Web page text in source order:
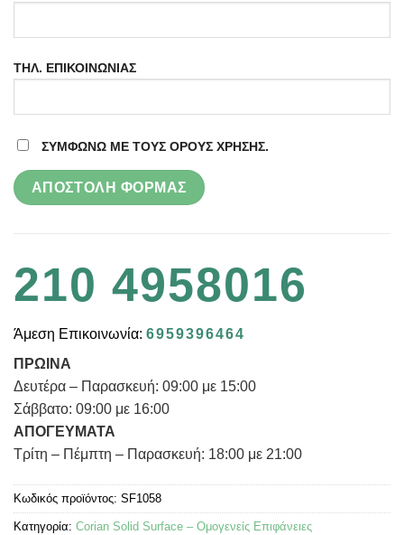
ΤΗΛ. ΕΠΙΚΟΙΝΩΝΙΑΣ
ΣΥΜΦΩΝΩ ΜΕ ΤΟΥΣ ΟΡΟΥΣ ΧΡΗΣΗΣ.
210 4958016
Άμεση Επικοινωνία: 6959396464
ΠΡΩΙΝΑ
Δευτέρα – Παρασκευή: 09:00 με 15:00
Σάββατο: 09:00 με 16:00
ΑΠΟΓΕΥΜΑΤΑ
Τρίτη – Πέμπτη – Παρασκευή: 18:00 με 21:00
Κωδικός προϊόντος: SF1058
Κατηγορία: Corian Solid Surface – Ομογενείς Επιφάνειες